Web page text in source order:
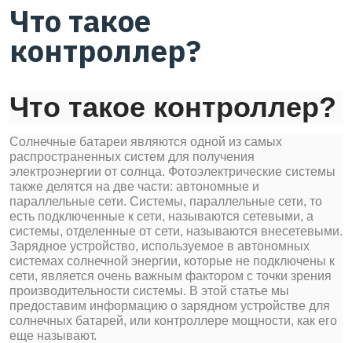
Что такое
контроллер?
Что такое контроллер?
Солнечные батареи являются одной из самых
распространенных систем для получения
электроэнергии от солнца. Фотоэлектрические системы
также делятся на две части: автономные и
параллельные сети. Системы, параллельные сети, то
есть подключенные к сети, называются сетевыми, а
системы, отделенные от сети, называются внесетевыми.
Зарядное устройство, используемое в автономных
системах солнечной энергии, которые не подключены к
сети, является очень важным фактором с точки зрения
производительности системы. В этой статье мы
предоставим информацию о зарядном устройстве для
солнечных батарей, или контроллере мощности, как его
еще называют.